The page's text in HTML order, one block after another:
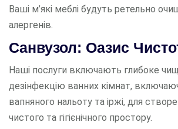
Ваші м’які меблі будуть ретельно
алергенів.
Санвузол: Оазис
Наші послуги включають глибоке
дезінфекцію ванних кімнат,
вапняного нальоту та іржі, для
чистого та гігієнічного простору.